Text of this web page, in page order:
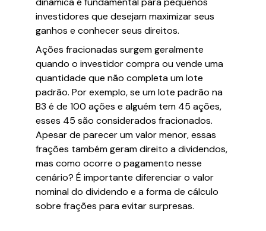
investidores que desejam maximizar seus
ganhos e conhecer seus direitos.
Ações fracionadas surgem geralmente
quando o investidor compra ou vende uma
quantidade que não completa um lote
padrão. Por exemplo, se um lote padrão na
B3 é de 100 ações e alguém tem 45 ações,
esses 45 são considerados fracionados.
Apesar de parecer um valor menor, essas
frações também geram direito a dividendos,
mas como ocorre o pagamento nesse
cenário? É importante diferenciar o valor
nominal do dividendo e a forma de cálculo
sobre frações para evitar surpresas.